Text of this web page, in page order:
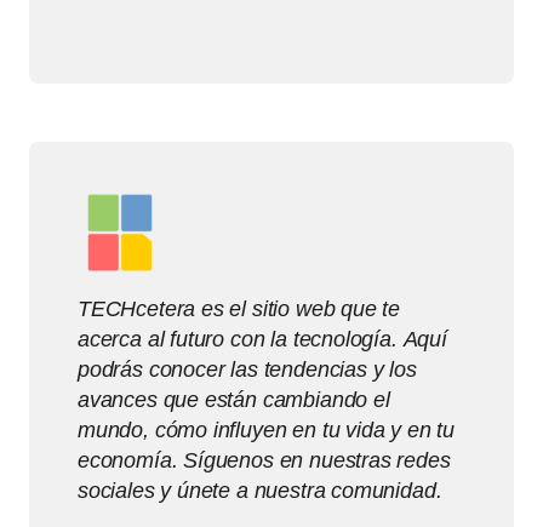
TECHcetera es el sitio web que te
acerca al futuro con la tecnología. Aquí
podrás conocer las tendencias y los
avances que están cambiando el
mundo, cómo influyen en tu vida y en tu
economía. Síguenos en nuestras redes
sociales y únete a nuestra comunidad.